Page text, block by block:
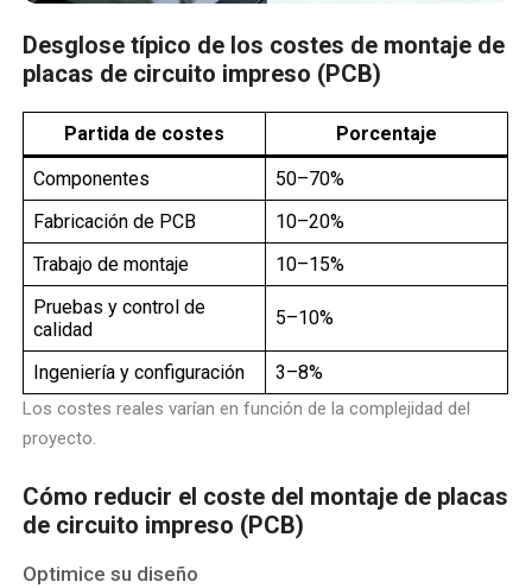
Desglose típico de los costes de montaje de
placas de circuito impreso (PCB)
Partida de costes
Porcentaje
Componentes
50–70%
Fabricación de PCB
10–20%
Trabajo de montaje
10–15%
Pruebas y control de
calidad
5–10%
Ingeniería y configuración 3–8%
Los costes reales varían en función de la complejidad del
proyecto.
Cómo reducir el coste del montaje de placas
de circuito impreso (PCB)
Optimice su diseño